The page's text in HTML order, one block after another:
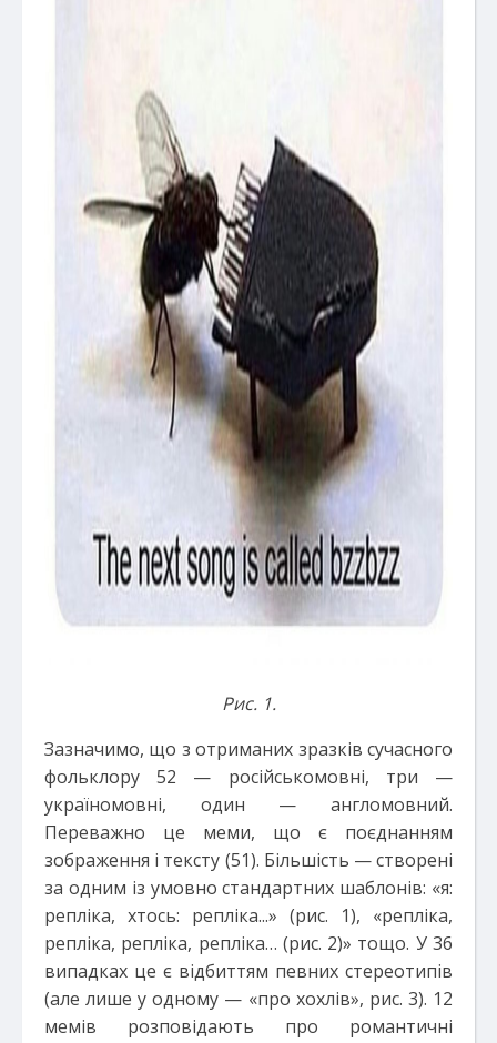
Рис. 1.
Зазначимо, що з отриманих зразків сучасного
фольклору 52 — російськомовні, три —
україномовні, один — англомовний.
Переважно це меми, що є поєднанням
зображення і тексту (51). Більшість — створені
за одним із умовно стандартних шаблонів: «я:
репліка, хтось: репліка...» (рис. 1), «репліка,
репліка, репліка, репліка… (рис. 2)» тощо. У 36
випадках це є відбиттям певних стереотипів
(але лише у одному — «про хохлів», рис. 3). 12
мемів розповідають про романтичні